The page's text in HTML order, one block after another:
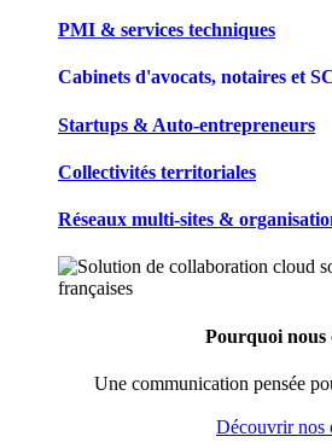
PMI & services techniques
Cabinets d'avocats, notaires et
Startups & Auto-entrepreneurs
Collectivités territoriales
Réseaux multi-sites &
Pourquoi nous
Une communication pensée
Découvrir nos